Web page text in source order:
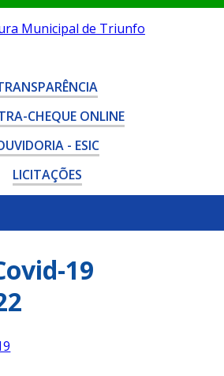
CHEQUE ONLINE
- ESIC
LICITAÇÕES
19